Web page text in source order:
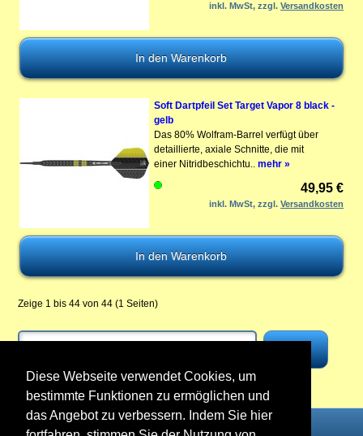
Diese Webseite verwendet Cookies, um
bestimmte Funktionen zu ermöglichen und
das Angebot zu verbessern. Indem Sie hier
inkl. MwSt, zzgl.Versandkosten
Soft Dartpfeil Set Target Vapor 8 black -
gelb
Das 80% Wolfram-Barrel verfügt über
detaillierte, axiale Schnitte, die mit
einer Nitridbeschichtu.. mehr »
49,95 €
inkl. MwSt, zzgl.Versandkosten
Zeige 1 bis 44 von 44 (1 Seiten)